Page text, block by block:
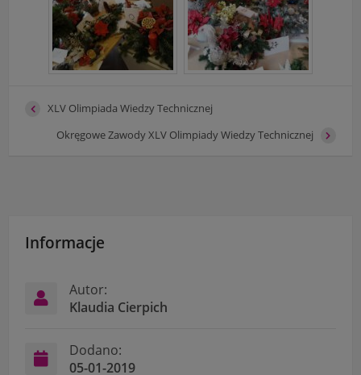
XLV Olimpiada Wiedzy Technicznej
Okręgowe Zawody XLV Olimpiady Wiedzy Technicznej
Informacje
Autor:
Klaudia Cierpich
Dodano:
05-01-2019